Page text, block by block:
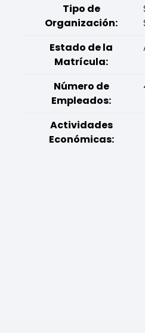
Tipo de
Organización:
Estado de la
Matrícula:
Número de
Empleados:
Actividades
Económicas: